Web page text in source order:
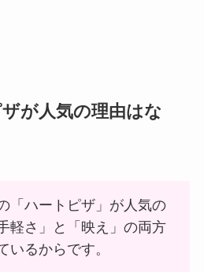
が人気の理由はな
「ハートピザ」が人気の
軽さ」と「映え」の両方
いるからです。